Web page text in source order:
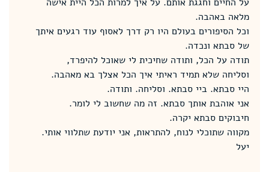
מלאה באהבה.
וכל הסיפורים בעולם היו רק דרך לאסוף עוד רגעים איתך
של סבתא ונכדה.
תודה על הכל, ותודה שחיכית לי שאוכל להיפרד,
וסליחה שלא תמיד ראיתי איך הכל אצלך בא מאהבה.
היי סבתא. ביי סבתא. וסליחה. ותודה.
אני אוהבת אותך סבתא. זה מה שחשוב לי לומר.
חיבוקים סבתא יקרה.
מקווה שתוכלי לנוח, להתראות, אני יודעת שתלווי אותי.
יעל